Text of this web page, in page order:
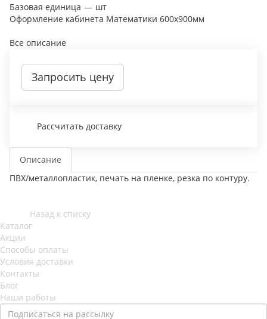
Базовая единица — шт
Оформление кабинета Математики 600х900мм
Все описание
Запросить цену
Рассчитать доставку
Описание
ПВХ/металлопластик, печать на пленке, резка по контуру.
Назад к списку
Каталог
Акции
Способы оплаты
Условия доставки
Контакты
Блог
Наши работы